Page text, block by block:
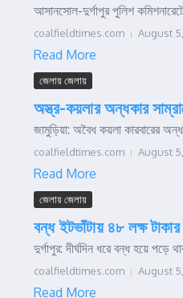
আসানসোল-দুর্গাপুর পুলিশ
coalfieldtimes.com August
Read More
জেলায় জেলায়
অস্ত্র-কয়লার অন্ধকার
জামুড়িয়া: অবৈধ কয়লা কারবারের
coalfieldtimes.com August
Read More
জেলায় জেলায়
বন্ধ ইটভাঁটায় ৪৮ লক্ষ
দুর্গাপুর: দীর্ঘদিন ধরে বন্ধ হয়ে
coalfieldtimes.com August
Read More